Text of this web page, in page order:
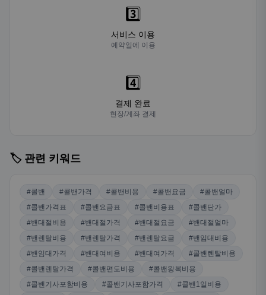
3️⃣
서비스 이용
예약일에 이용
4️⃣
결제 완료
현장/계좌 결제
🏷️ 관련 키워드
#콜밴 #콜밴가격 #콜밴비용 #콜밴요금
#콜밴얼마
#콜밴가격표
#콜밴요금표 #콜밴비용표
#콜밴단가
#밴대절비용
#밴대절가격 #밴대절요금
#밴대절얼마
#밴렌탈비용
#밴렌탈가격 #밴렌탈요금
#밴임대비용
#밴임대가격
#밴대여비용 #밴대여가격
#콜밴렌탈비용
#콜밴렌탈가격
#콜밴편도비용
#콜밴왕복비용
#콜밴기사포함비용
#콜밴기사포함가격
#콜밴1일비용